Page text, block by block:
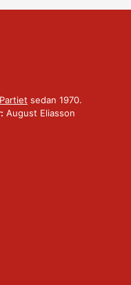
sedan 1970.
August Eliasson